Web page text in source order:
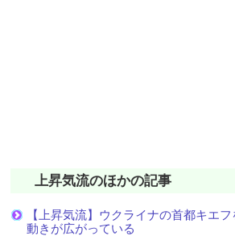
上昇気流のほかの記事
【上昇気流】ウクライナの首都キエ
動きが広がっている